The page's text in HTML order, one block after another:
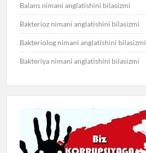
Balans nimani anglatishini bilasizmi
Bakterioz nimani anglatishini bilasizmi
Bakteriolog nimani anglatishini bilasizmi
Bakteriya nimani anglatishini bilasizmi